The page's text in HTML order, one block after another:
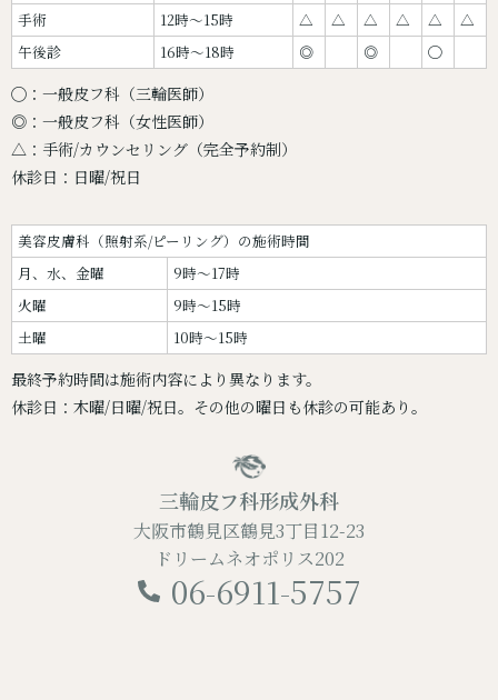
手術
12時〜15時 △ △ △ △ △
△
午後診
16時〜18時 ◎ ◎ ◯
◯：一般皮フ科（三輪医師）
◎：一般皮フ科（女性医師）
△：手術/カウンセリング（完全予約制）
休診日：日曜/祝日
美容皮膚科（照射系/ピーリング）の施術時間
月、水、金曜
9時～17時
火曜
9時～15時
土曜
10時～15時
最終予約時間は施術内容により異なります。
休診日：木曜/日曜/祝日。その他の曜日も休診の可能あり。
三輪皮フ科形成外科
大阪市鶴見区鶴見3丁目12-23
ドリームネオポリス202
06-6911-5757